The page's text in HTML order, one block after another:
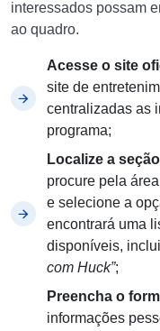
interessados possam
ao quadro.
Acesse o site
site de
centralizadas as
programa;
Localize a
procure pela
e selecione a
encontrará uma
disponíveis,
com Huck”;
Preencha o
informações